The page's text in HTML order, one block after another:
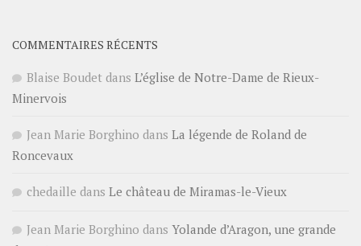
COMMENTAIRES RÉCENTS
Blaise Boudet dans L’église de Notre-Dame de Rieux-
Minervois
Jean Marie Borghino dans La légende de Roland de
Roncevaux
chedaille dans Le château de Miramas-le-Vieux
Jean Marie Borghino dans Yolande d’Aragon, une grande